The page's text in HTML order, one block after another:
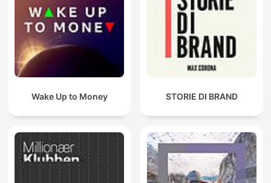
Wake Up to Money STORIE DI BRAND